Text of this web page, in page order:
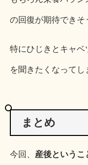
の回復が期待できそ
特にひじきとキャ
を聞きたくなってし
まとめ
今回、 産後という